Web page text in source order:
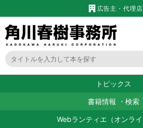
広告主・代理
トピックス
書籍情報 ・ 検索
Webランティエ（オンライ